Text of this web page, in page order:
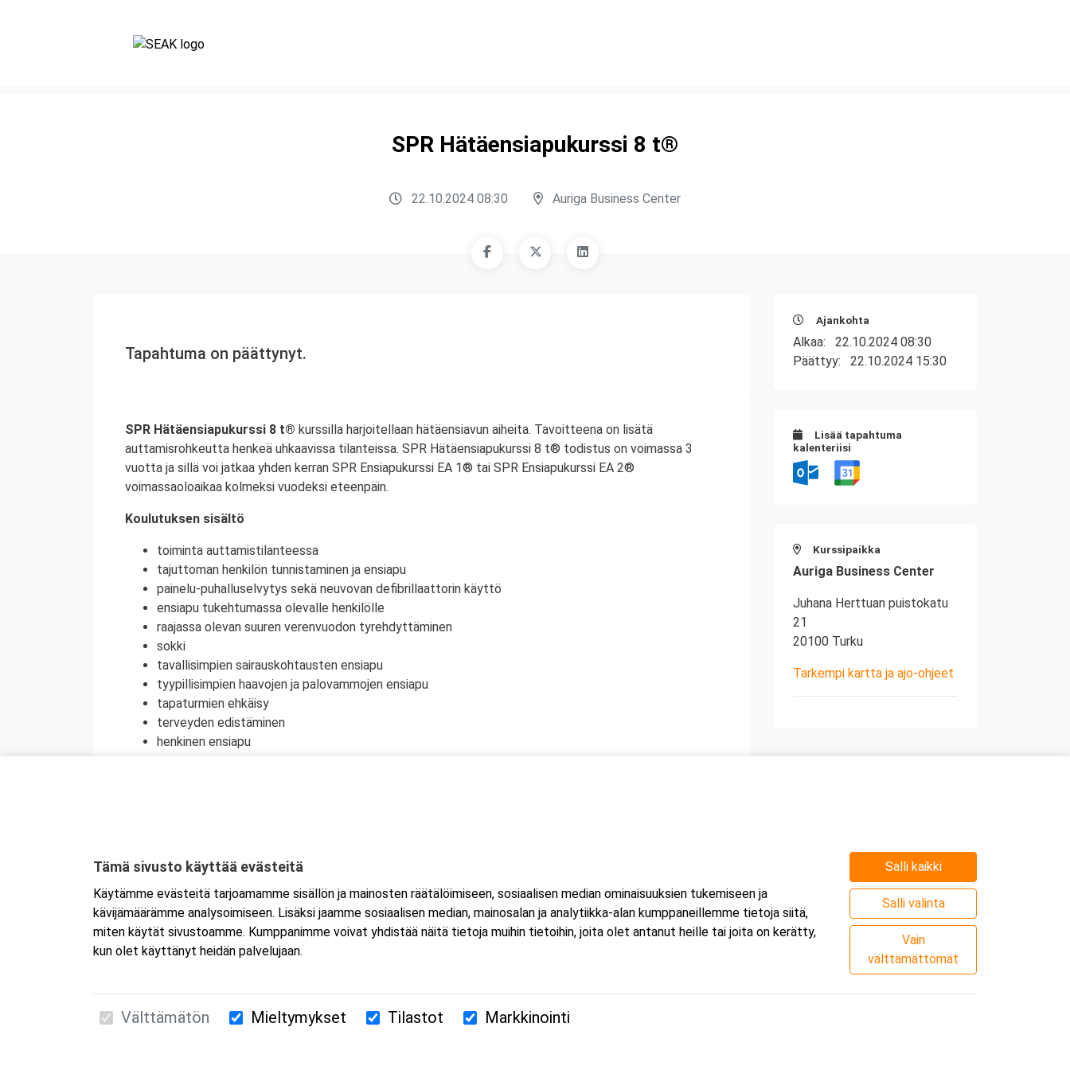
SPR Hätäensiapukurssi 8 t®
22.10.2024 08:30 Auriga Business Center
Tapahtuma on päättynyt.
SPR Hätäensiapukurssi 8 t® kurssilla harjoitellaan hätäensiavun aiheita. Tavoitteena on lisätä
auttamisrohkeutta henkeä uhkaavissa tilanteissa. SPR Hätäensiapukurssi 8 t® todistus on voimassa 3
vuotta ja sillä voi jatkaa yhden kerran SPR Ensiapukurssi EA 1® tai SPR Ensiapukurssi EA 2®
voimassaoloaikaa kolmeksi vuodeksi eteenpäin.
Koulutuksen sisältö
toiminta auttamistilanteessa
tajuttoman henkilön tunnistaminen ja ensiapu
painelu-puhalluselvytys sekä neuvovan defibrillaattorin käyttö
ensiapu tukehtumassa olevalle henkilölle
raajassa olevan suuren verenvuodon tyrehdyttäminen
sokki
tavallisimpien sairauskohtausten ensiapu
tyypillisimpien haavojen ja palovammojen ensiapu
tapaturmien ehkäisy
terveyden edistäminen
henkinen ensiapu
Ajankohta
Alkaa: 22.10.2024 08:30
Päättyy: 22.10.2024 15:30
Lisää tapahtuma
kalenteriisi
Kurssipaikka
Auriga Business Center
Juhana Herttuan puistokatu
21
20100 Turku
Tarkempi kartta ja ajo-ohjeet
Suomen Ensiapukoulutus Oy / Valimotie 21 / 00380 Helsinki
Tämä sivusto käyttää evästeitä
Käytämme evästeitä tarjoamamme sisällön ja mainosten räätälöimiseen, sosiaalisen median ominaisuuksien tukemiseen ja
kävijämäärämme analysoimiseen. Lisäksi jaamme sosiaalisen median, mainosalan ja analytiikka-alan kumppaneillemme tietoja siitä,
miten käytät sivustoamme. Kumppanimme voivat yhdistää näitä tietoja muihin tietoihin, joita olet antanut heille tai joita on kerätty,
kun olet käyttänyt heidän palvelujaan.
Salli kaikki
Salli valinta
Vain
välttämättömät
Välttämätön Mieltymykset Tilastot Markkinointi